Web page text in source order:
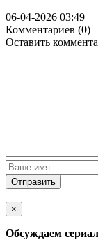
06-04-2026 03:49
Комментариев (0)
Оставить
Отправить
×
Обсуждаем cериал